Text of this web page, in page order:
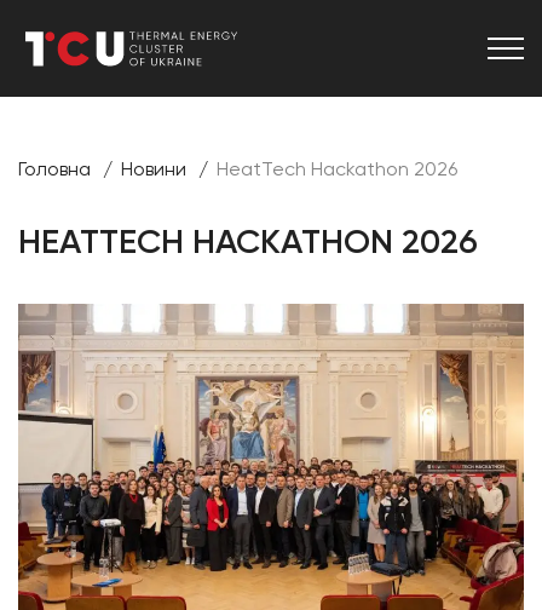
Головна Новини HeatTech Hackathon 2026
HEATTECH HACKATHON 2026